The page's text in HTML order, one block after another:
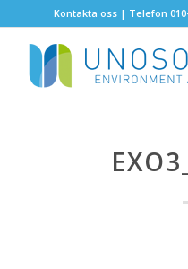
Kontakta oss | Telefon